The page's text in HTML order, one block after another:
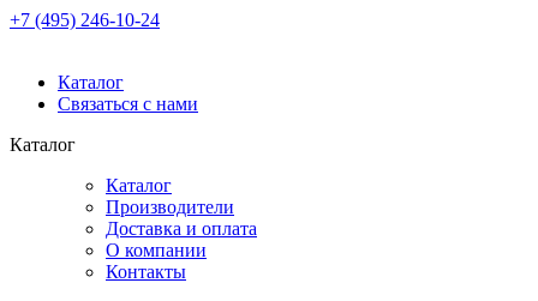
+7 (495) 246-10-24
Каталог
Связаться с нами
Каталог
Каталог
Производители
Доставка и оплата
О компании
Контакты